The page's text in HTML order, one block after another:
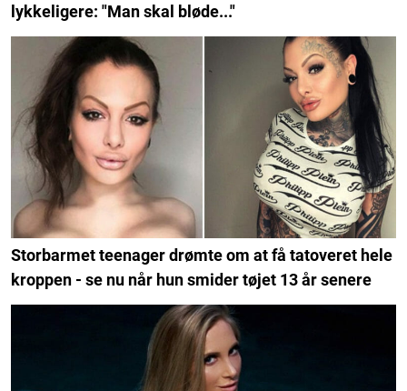
lykkeligere: "Man skal bløde..."
Storbarmet teenager drømte om at få tatoveret hele
kroppen - se nu når hun smider tøjet 13 år senere